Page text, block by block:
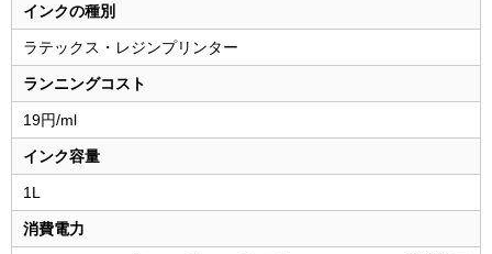
インクの種別
ラテックス・レジンプリンター
ランニングコスト
19円/ml
インク容量
1L
消費電力